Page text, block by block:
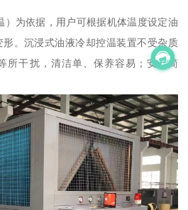
）为依据，用户可根据机体温度设定油
。沉浸式油液冷却控温装置不受杂质
所干扰，清洁单、保养容易；安装简